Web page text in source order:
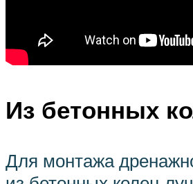
Из бетонных
Для монтажа